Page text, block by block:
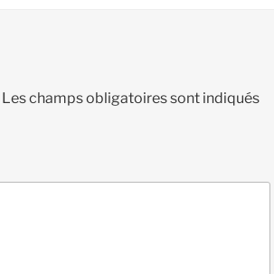
Les champs obligatoires sont indiqués